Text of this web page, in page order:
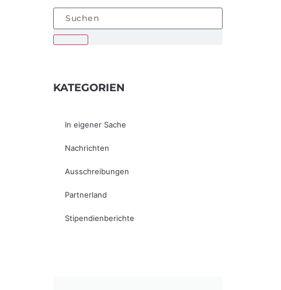
KATEGORIEN
In eigener Sache
Nachrichten
Ausschreibungen
Partnerland
Stipendienberichte